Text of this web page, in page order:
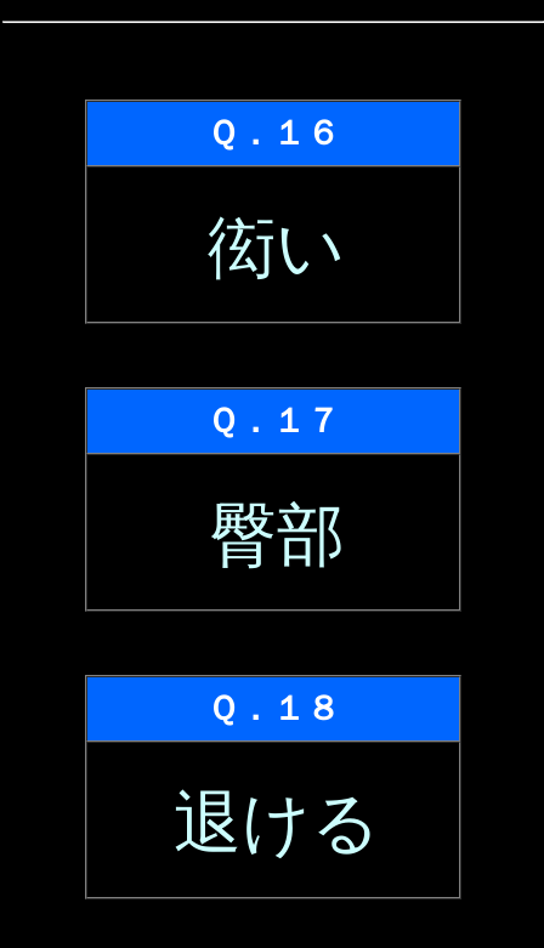
Ｑ．１６
衒い
Ｑ．１７
臀部
Ｑ．１８
退ける